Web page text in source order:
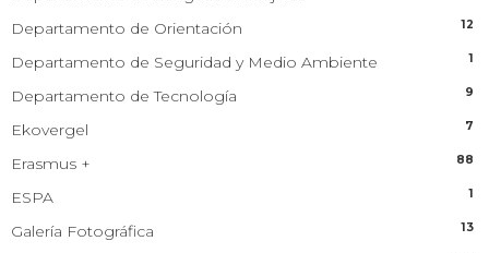
Departamento de Orientación 12
Departamento de Seguridad y Medio Ambiente 1
Departamento de Tecnología 9
Ekovergel 7
Erasmus + 88
ESPA 1
Galería Fotográfica 13